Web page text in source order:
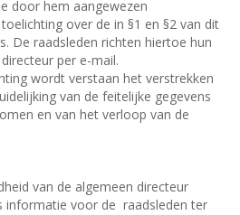
door hem aangewezen
over de in §1 en §2 van dit
De raadsleden richten hiertoe hun
per e-mail.
wordt verstaan het verstrekken
van de feitelijke gegevens
en van het verloop van de
van de algemeen directeur
informatie voor de raadsleden ter